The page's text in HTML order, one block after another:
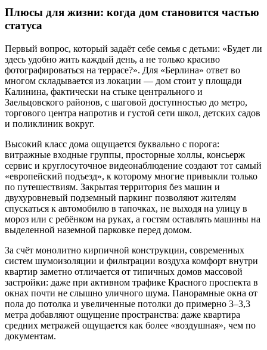
Плюсы для жизни: когда дом становится частью
статуса
Первый вопрос, который задаёт себе семья с детьми: «Будет ли
здесь удобно жить каждый день, а не только красиво
фотографироваться на террасе?». Для «Берлина» ответ во
многом складывается из локации — дом стоит у площади
Калинина, фактически на стыке центрального и
Заельцовского районов, с шаговой доступностью до метро,
торгового центра напротив и густой сети школ, детских садов
и поликлиник вокруг.
Высокий класс дома ощущается буквально с порога:
витражные входные группы, просторные холлы, консьерж
сервис и круглосуточное видеонаблюдение создают тот самый
«европейский подъезд», к которому многие привыкли только
по путешествиям. Закрытая территория без машин и
двухуровневый подземный паркинг позволяют жителям
спускаться к автомобилю в тапочках, не выходя на улицу в
мороз или с ребёнком на руках, а гостям оставлять машины на
выделенной наземной парковке перед домом.
За счёт монолитно кирпичной конструкции, современных
систем шумоизоляции и фильтрации воздуха комфорт внутри
квартир заметно отличается от типичных домов массовой
застройки: даже при активном трафике Красного проспекта в
окнах почти не слышно уличного шума. Панорамные окна от
пола до потолка и увеличенные потолки до примерно 3–3,3
метра добавляют ощущение пространства: даже квартира
средних метражей ощущается как более «воздушная», чем по
документам.